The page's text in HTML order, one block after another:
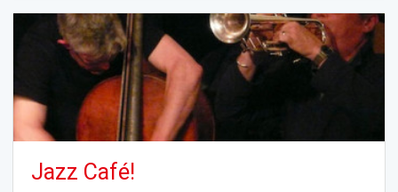
Jazz Café!